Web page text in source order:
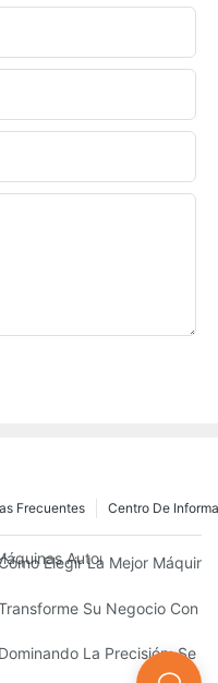
Centro De
Frecuentes
Automáticas Para
Elegir La Mejor
De Cremalleras Con
Su Negocio Con
Una Guía Completa
Dominando La Precisión: Se